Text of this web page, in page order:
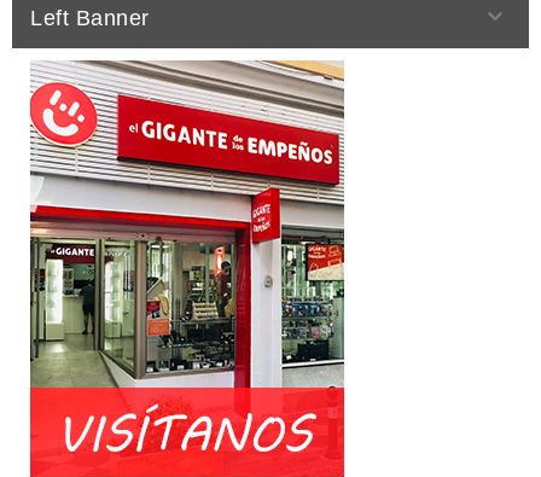
Left Banner 